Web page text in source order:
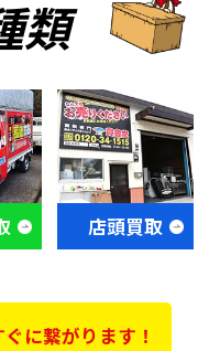
類
店頭買取
に繋がります！